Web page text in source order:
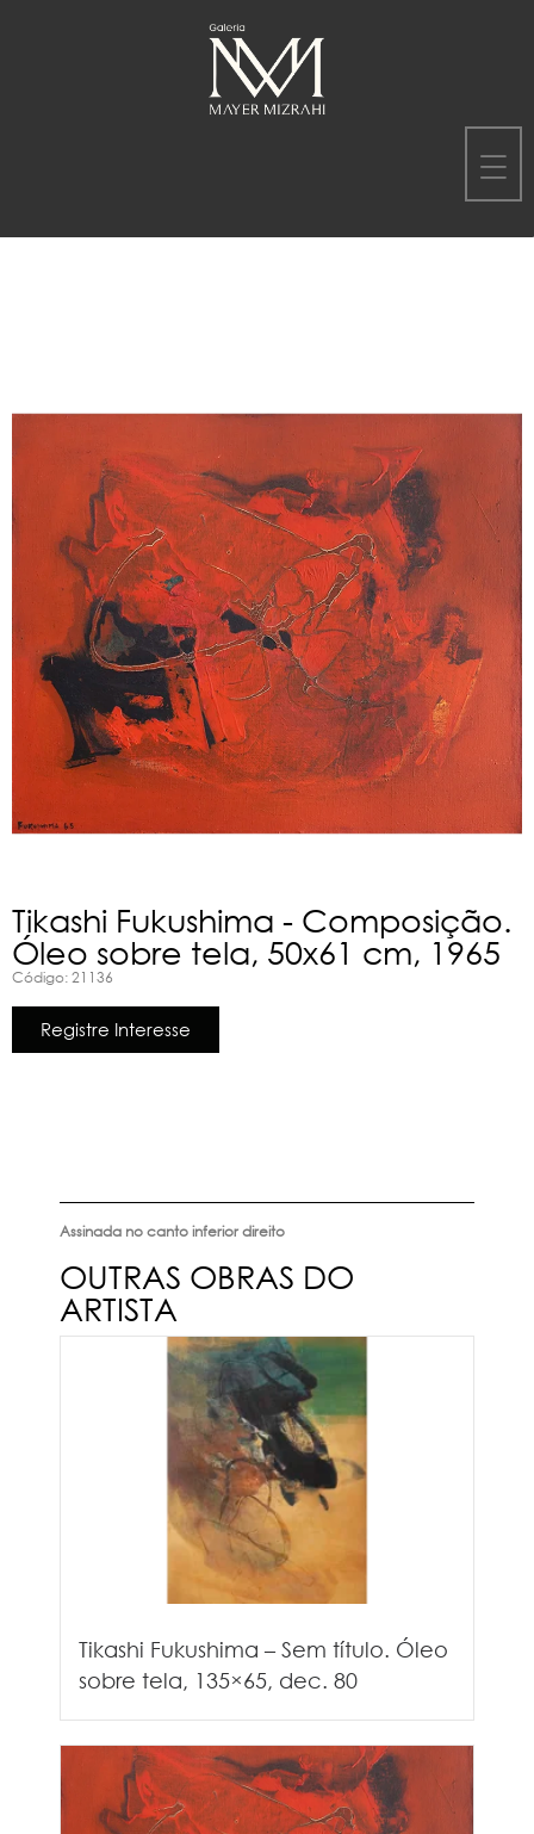
Tikashi Fukushima - Composição.
Óleo sobre tela, 50x61 cm, 1965
Código: 21136
Registre Interesse
Assinada no canto inferior direito
OUTRAS OBRAS DO
ARTISTA
Tikashi Fukushima – Sem título. Óleo
sobre tela, 135×65, dec. 80